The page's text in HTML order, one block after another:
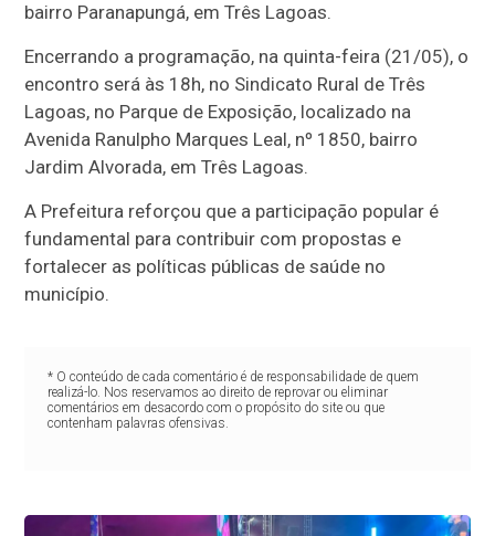
bairro Paranapungá, em Três Lagoas.
Encerrando a programação, na quinta-feira (21/05), o
encontro será às 18h, no Sindicato Rural de Três
Lagoas, no Parque de Exposição, localizado na
Avenida Ranulpho Marques Leal, nº 1850, bairro
Jardim Alvorada, em Três Lagoas.
A Prefeitura reforçou que a participação popular é
fundamental para contribuir com propostas e
fortalecer as políticas públicas de saúde no
município.
* O conteúdo de cada comentário é de responsabilidade de quem
realizá-lo. Nos reservamos ao direito de reprovar ou eliminar
comentários em desacordo com o propósito do site ou que
contenham palavras ofensivas.